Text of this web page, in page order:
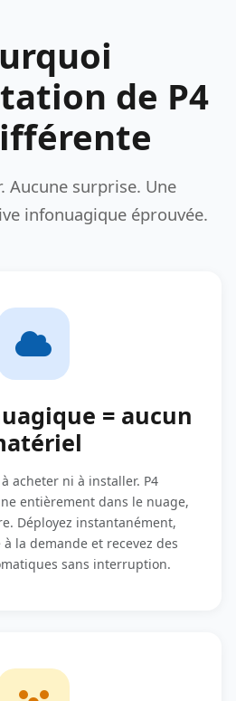
de P4
Aucune surprise. Une
infonuagique éprouvée.
= aucun
acheter ni à installer. P4
entièrement dans le nuage,
Déployez instantanément,
la demande et recevez des
sans interruption.